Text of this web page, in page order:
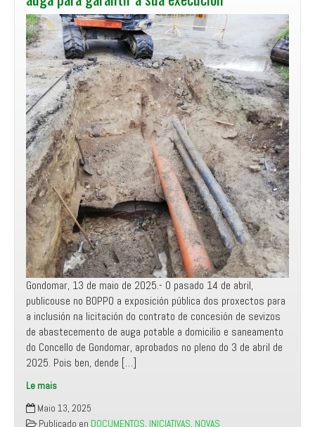
Gondomar, 13 de maio de 2025.- O pasado 14 de abril,
publicouse no BOPPO a exposición pública dos proxectos para
a inclusión na licitación do contrato de concesión de sevizos
de abastecemento de auga potable a domicilio e saneamento
do Concello de Gondomar, aprobados no pleno do 3 de abril de
2025. Pois ben, dende […]
Le mais
Manifesto
MiñorMaio 13, 2025
Publicado en DOCUMENTOS, INICIATIVAS, NOVAS